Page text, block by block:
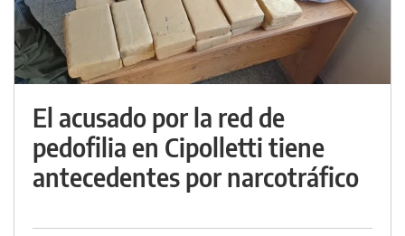
El acusado por la red de
pedofilia en Cipolletti tiene
antecedentes por narcotráfico